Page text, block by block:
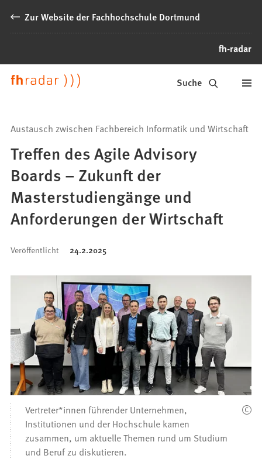
Inhalt anspringen
Zur Website der Fachhochschule Dortmund
fh-radar
News
FH
Dortmund
Suche
Austausch zwischen Fachbereich Informatik und Wirtschaft
Treffen des Agile Advisory
Boards – Zukunft der
Masterstudiengänge und
Anforderungen der Wirtschaft
Veröffentlicht 24.2.2025
Vertreter*innen führender Unternehmen,
Institutionen und der Hochschule kamen
zusammen, um aktuelle Themen rund um Studium
und Beruf zu diskutieren.